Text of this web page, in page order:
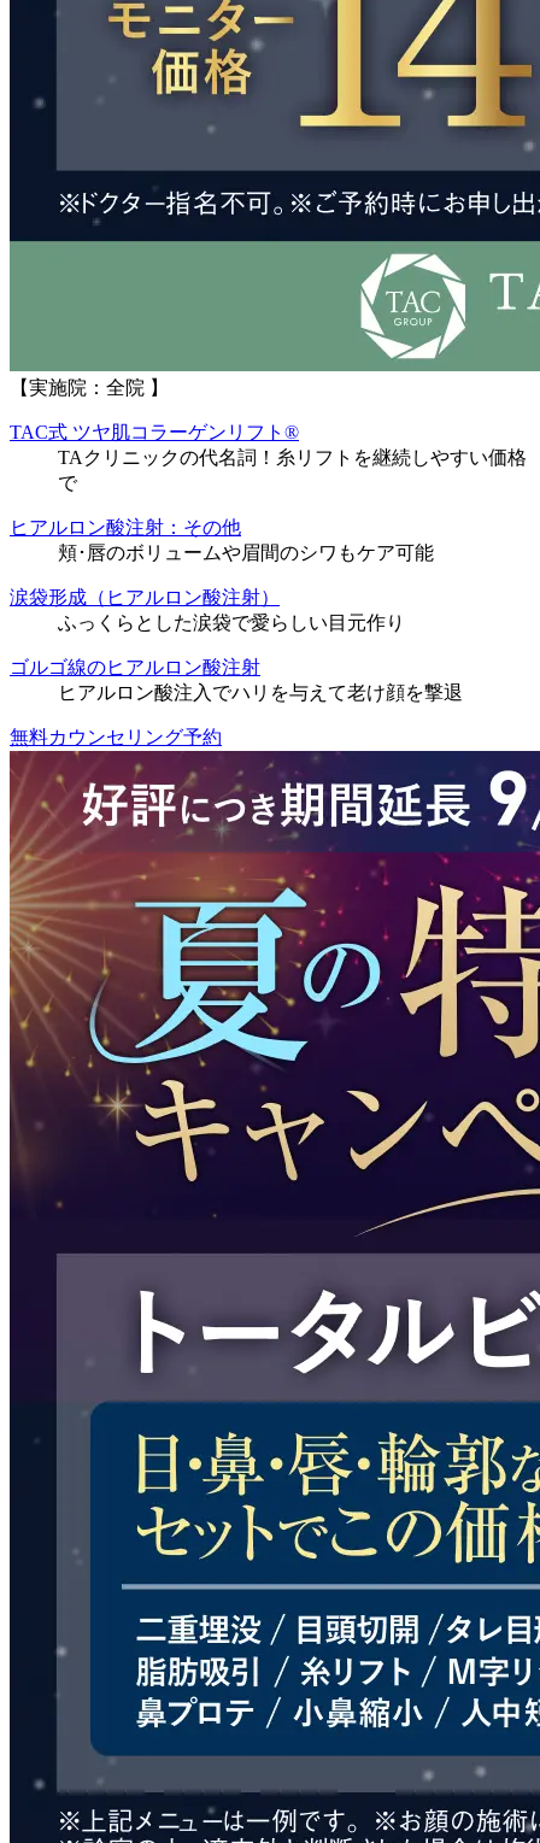
【実施院：全院 】
TAC式 ツヤ肌コラーゲンリフト®
TAクリニックの代名詞！糸リフトを継続しやすい価格
で
ヒアルロン酸注射：その他
頬･唇のボリュームや眉間のシワもケア可能
涙袋形成（ヒアルロン酸注射）
ふっくらとした涙袋で愛らしい目元作り
ゴルゴ線のヒアルロン酸注射
ヒアルロン酸注入でハリを与えて老け顔を撃退
無料カウンセリング予約